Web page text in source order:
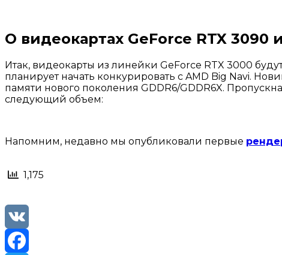
О видеокартах GeForce RTX 3090
Итак, видеокарты из линейки GeForce RTX 3000
планирует начать конкурировать с AMD Big Navi.
памяти нового поколения GDDR6/GDDR6X.
следующий объем:
Напомним, недавно мы опубликовали первые
1,175
VK